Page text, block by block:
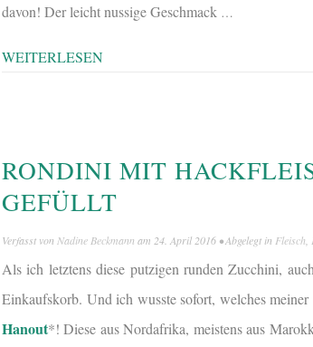
davon! Der leicht nussige Geschmack …
WEITERLESEN
RONDINI MIT
GEFÜLLT
Verfasst von Nadine Beckmann am 24. April 2016 • Abgelegt in Fleisch
Als ich letztens diese putzigen runden Zucchini,
Einkaufskorb. Und ich wusste sofort, welches
Hanout*! Diese aus Nordafrika, meistens aus